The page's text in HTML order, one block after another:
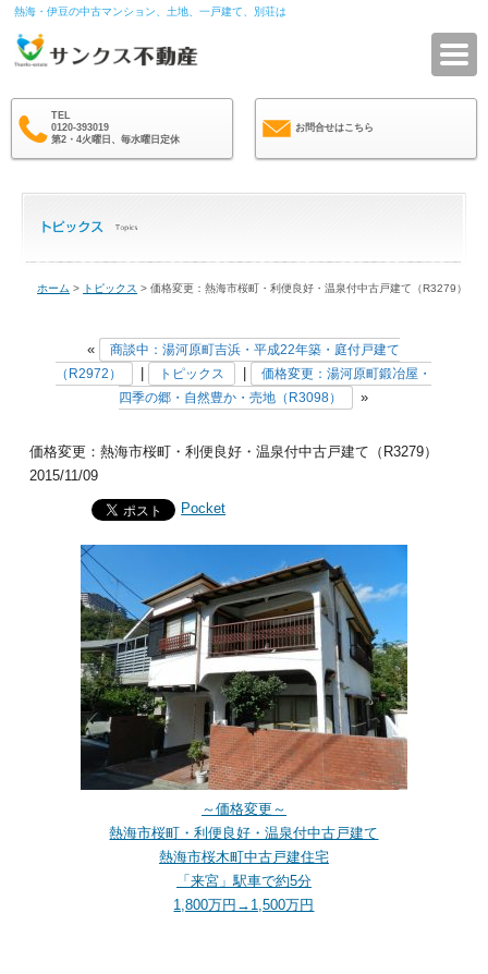
熱海・伊豆の中古マンション、土地、一戸建て、別荘は
TEL
0120-393019
第2・4火曜日、毎水曜日定休
お問合せはこちら
ホーム > トピックス > 価格変更：熱海市桜町・利便良好・温泉付中古戸建て（R3279）
«
商談中：湯河原町吉浜・平成22年築・庭付戸建て
（R2972）
トピックス
価格変更：湯河原町鍛冶屋・
四季の郷・自然豊か・売地（R3098）
»
価格変更：熱海市桜町・利便良好・温泉付中古戸建て（R3279）
2015/11/09
Pocket
～価格変更～
熱海市桜町・利便良好・温泉付中古戸建て
熱海市桜木町中古戸建住宅
「来宮」駅車で約5分
1,800万円→1,500万円